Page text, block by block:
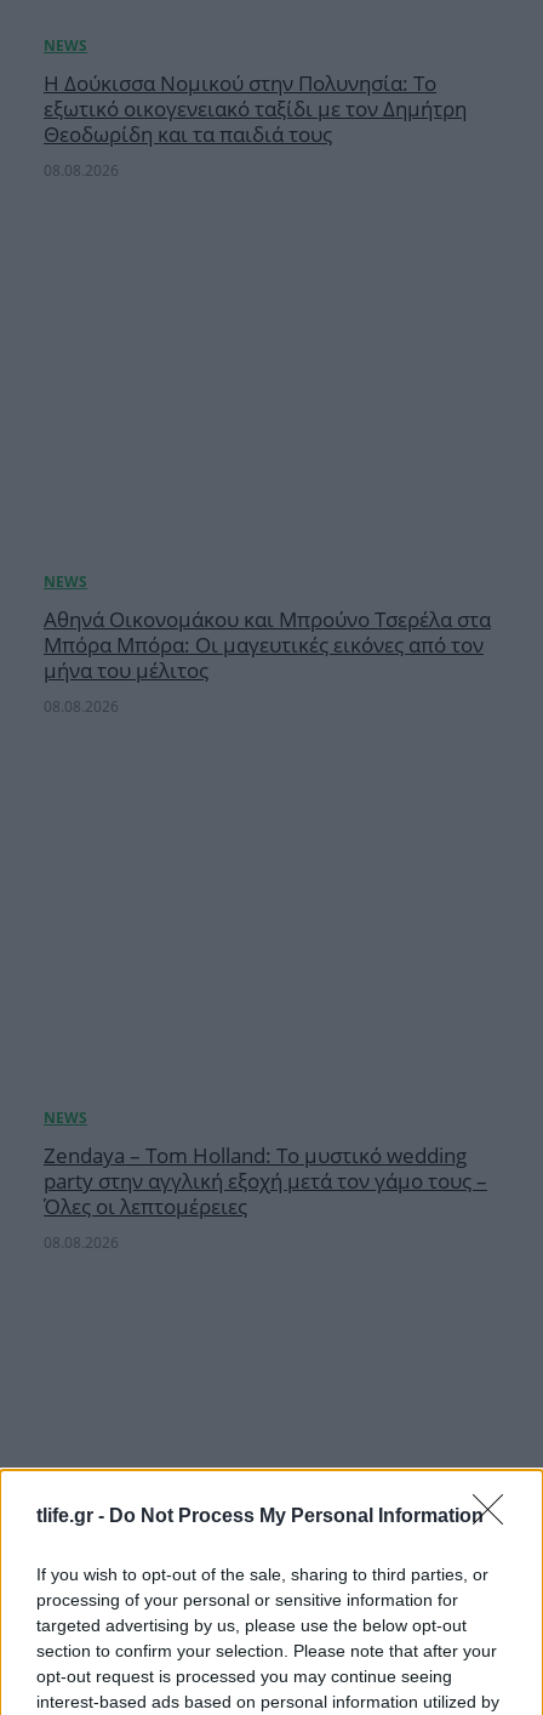
tlife.gr - Do Not Process My Personal Information
If you wish to opt-out of the sale, sharing to third parties, or
processing of your personal or sensitive information for
targeted advertising by us, please use the below opt-out
section to confirm your selection. Please note that after your
opt-out request is processed you may continue seeing
interest-based ads based on personal information utilized by
Η Δούκισσα Νομικού στην Πολυνησία: Το
εξωτικό οικογενειακό ταξίδι με τον Δημήτρη
Θεοδωρίδη και τα παιδιά τους
08.08.2026
Αθηνά Οικονομάκου και Μπρούνο Τσερέλα στα
Μπόρα Μπόρα: Οι μαγευτικές εικόνες από τον
μήνα του μέλιτος
08.08.2026
Zendaya – Tom Holland: Το μυστικό wedding
party στην αγγλική εξοχή μετά τον γάμο τους –
Όλες οι λεπτομέρειες
08.08.2026
Εριέττα Κούρκουλου: Τα φιλιά με τον Βύρωνα